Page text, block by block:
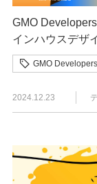
GMO
インハウスデザ
GMO
2024.12.23